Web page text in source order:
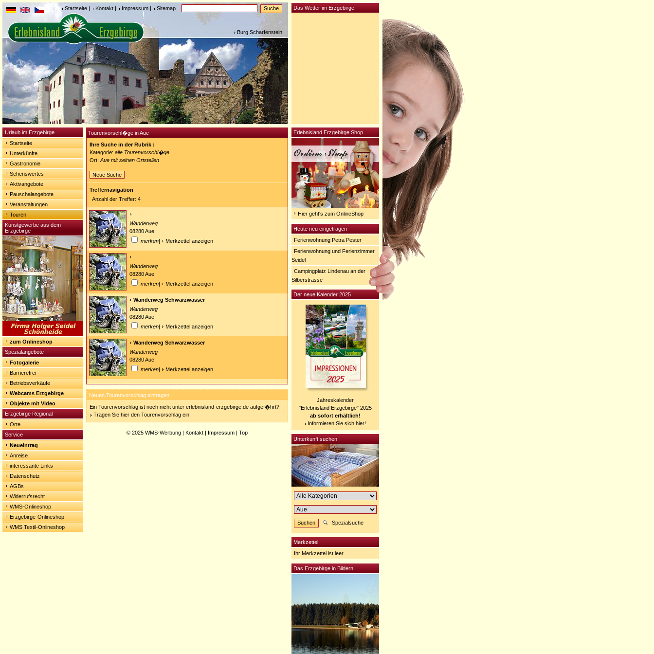
Startseite | Kontakt | Impressum | Sitemap
Burg Scharfenstein
Urlaub im Erzgebirge
Startseite
Unterkünfte
Gastronomie
Sehenswertes
Aktivangebote
Pauschalangebote
Veranstaltungen
Touren
Kunstgewerbe aus dem
Erzgebirge
zum Onlineshop
Spezialangebote
Fotogalerie
Barrierefrei
Betriebsverkäufe
Webcams Erzgebirge
Objekte mit Video
Erzgebirge Regional
Orte
Service
Neueintrag
Anreise
interessante Links
Datenschutz
AGBs
Widerrufsrecht
WMS-Onlineshop
Erzgebirge-Onlineshop
WMS Textil-Onlineshop
Tourenvorschl�ge in Aue
Ihre Suche in der Rubrik :
Kategorie: alle Tourenvorschl�ge
Ort: Aue mit seinen Ortsteilen
Neue Suche
Treffernavigation
Anzahl der Treffer: 4
Wanderweg
08280 Aue
merken| Merkzettel anzeigen
Wanderweg
08280 Aue
merken| Merkzettel anzeigen
Wanderweg Schwarzwasser
Wanderweg
08280 Aue
merken| Merkzettel anzeigen
Wanderweg Schwarzwasser
Wanderweg
08280 Aue
merken| Merkzettel anzeigen
Neuen Tourenvorschlag eintragen
Ein Tourenvorschlag ist noch nicht unter erlebnisland-erzgebirge.de aufgef�hrt?
Tragen Sie hier den Tourenvorschlag ein.
© 2025 WMS-Werbung | Kontakt | Impressum | Top
Erlebnisland Erzgebirge Shop
Hier geht's zum OnlineShop
Heute neu eingetragen
Ferienwohnung Petra Pester
Ferienwohnung und Ferienzimmer
Seidel
Campingplatz Lindenau an der
Silberstrasse
Der neue Kalender 2025
Jahreskalender
"Erlebnisland Erzgebirge" 2025
ab sofort erhältlich!
Informieren Sie sich hier!
Unterkunft suchen
Spezialsuche
Merkzettel
Ihr Merkzettel ist leer.
Das Erzgebirge in Bildern
Das Wetter im Erzgebirge